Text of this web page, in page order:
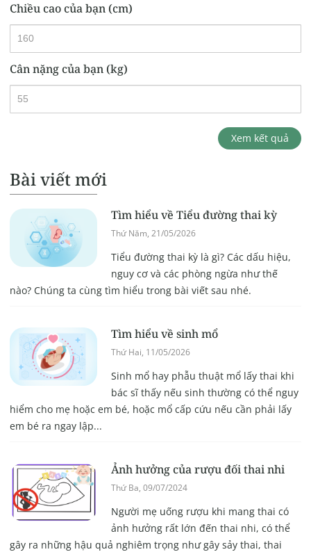
Chiều cao của bạn (cm)
Cân nặng của bạn (kg)
Xem kết quả
Bài viết mới
Tìm hiểu về Tiểu đường thai kỳ
Thứ Năm, 21/05/2026
Tiểu đường thai kỳ là gì? Các dấu hiệu,
nguy cơ và các phòng ngừa như thế
nào? Chúng ta cùng tìm hiểu trong bài viết sau nhé.
Tìm hiểu về sinh mổ
Thứ Hai, 11/05/2026
Sinh mổ hay phẫu thuật mổ lấy thai khi
bác sĩ thấy nếu sinh thường có thể nguy
hiểm cho mẹ hoặc em bé, hoặc mổ cấp cứu nếu cần phải lấy
em bé ra ngay lập...
Ảnh hưởng của rượu đối thai nhi
Thứ Ba, 09/07/2024
Người mẹ uống rượu khi mang thai có
ảnh hưởng rất lớn đến thai nhi, có thể
gây ra những hậu quả nghiêm trọng như gây sảy thai, thai